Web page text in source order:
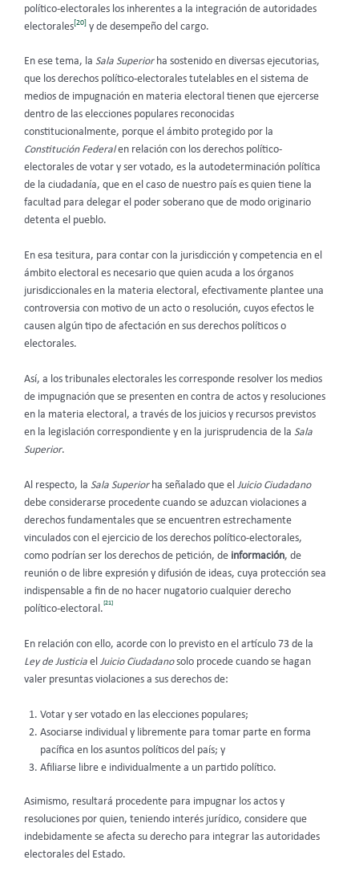
político-electorales los inherentes a la integración de autoridades
electorales [20] y de desempeño del cargo.
En ese tema, la Sala Superiorha sostenido en diversas ejecutorias,
que los derechos político-electorales tutelables en el sistema de
medios de impugnación en materia electoral tienen que ejercerse
dentro de las elecciones populares reconocidas
constitucionalmente, porque el ámbito protegido por la
Constitución Federalen relación con los derechos político-
electorales de votar y ser votado, es la autodeterminación política
de la ciudadanía, que en el caso de nuestro país es quien tiene la
facultad para delegar el poder soberano que de modo originario
detenta el pueblo.
En esa tesitura, para contar con la jurisdicción y competencia en el
ámbito electoral es necesario que quien acuda a los órganos
jurisdiccionales en la materia electoral, efectivamente plantee una
controversia con motivo de un acto o resolución, cuyos efectos le
causen algún tipo de afectación en sus derechos políticos o
electorales.
Así, a los tribunales electorales les corresponde resolver los medios
de impugnación que se presenten en contra de actos y resoluciones
en la materia electoral, a través de los juicios y recursos previstos
en la legislación correspondiente y en la jurisprudencia de la Sala
Superior.
Al respecto, la Sala Superior ha señalado que el Juicio Ciudadano
debe considerarse procedente cuando se aduzcan violaciones a
derechos fundamentales que se encuentren estrechamente
vinculados con el ejercicio de los derechos político-electorales,
como podrían ser los derechos de petición, de información, de
reunión o de libre expresión y difusión de ideas, cuya protección sea
indispensable a fin de no hacer nugatorio cualquier derecho
político-electoral.
[21]
En relación con ello, acorde con lo previsto en el artículo 73 de la
Ley de Justicia el Juicio Ciudadanosolo procede cuando se hagan
valer presuntas violaciones a sus derechos de:
Votar y ser votado en las elecciones populares;
Asociarse individual y libremente para tomar parte en forma
pacífica en los asuntos políticos del país; y
Afiliarse libre e individualmente a un partido político.
Asimismo, resultará procedente para impugnar los actos y
resoluciones por quien, teniendo interés jurídico, considere que
indebidamente se afecta su derecho para integrar las autoridades
electorales del Estado.